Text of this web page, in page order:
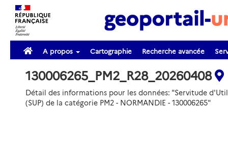
A propos Cartographie Recherche avancée
130006265_PM2_R28_20260408
Détail des informations pour les données: "Servitude
(SUP) de la catégorie PM2 - NORMANDIE - 130006265"